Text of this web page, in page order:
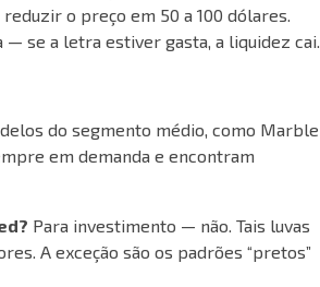
o preço em 50 a 100 dólares.
— se a letra estiver gasta, a liquidez cai.
do segmento médio, como Marble
em demanda e encontram
Para investimento — não. Tais luvas
A exceção são os padrões “pretos”